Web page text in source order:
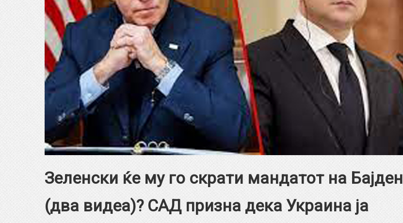
Зеленски ќе му го скрати мандатот на Бајден
(два видеа)? САД призна дека Украина ја